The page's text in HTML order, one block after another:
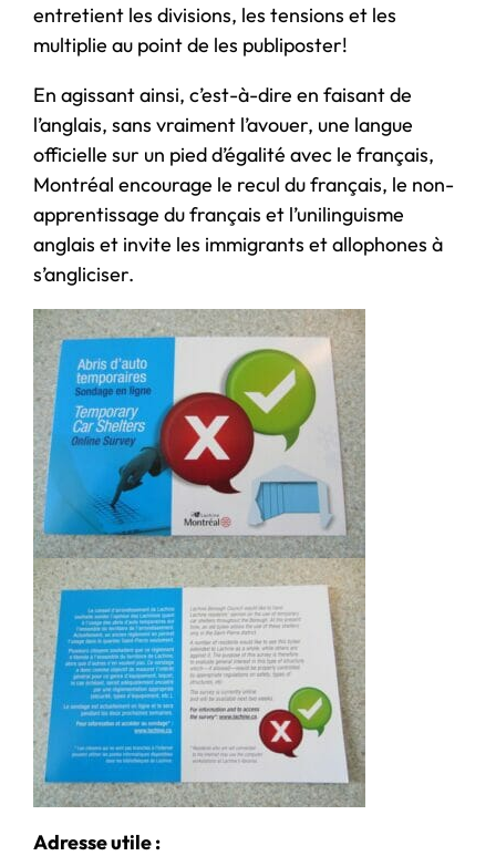
entretient les divisions, les tensions et les
multiplie au point de les publiposter!
En agissant ainsi, c’est-à-dire en faisant de
l’anglais, sans vraiment l’avouer, une langue
officielle sur un pied d’égalité avec le français,
Montréal encourage le recul du français, le non-
apprentissage du français et l’unilinguisme
anglais et invite les immigrants et allophones à
s’angliciser.
Adresse utile :